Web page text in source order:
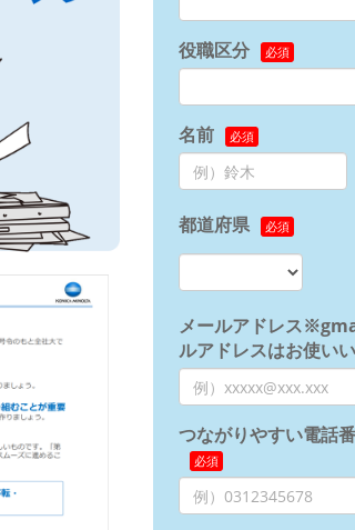
役職区分
名前
都道府県
メールアドレス
ルアドレスはお使い
つながりやすい電話